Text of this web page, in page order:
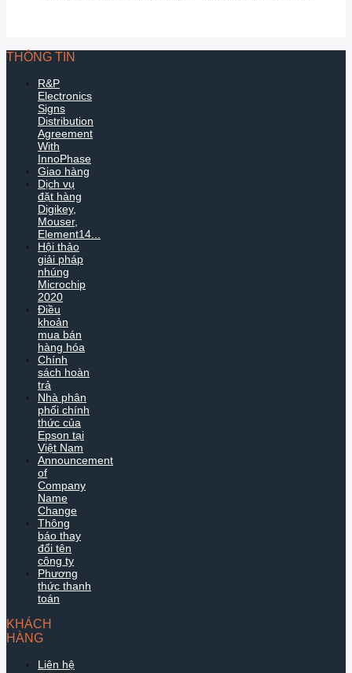
THÔNG TIN
R&P
Electronics
Signs
Distribution
Agreement
With
InnoPhase
Giao hàng
Dịch vụ
đặt hàng
Digikey,
Mouser,
Element14...
Hội thảo
giải pháp
nhúng
Microchip
2020
Điều
khoản
mua bán
hàng hóa
Chính
sách hoàn
trả
Nhà phân
phối chính
thức của
Epson tại
Việt Nam
Announcement
of
Company
Name
Change
Thông
báo thay
đổi tên
công ty
Phương
thức thanh
toán
KHÁCH
HÀNG
Liên hệ